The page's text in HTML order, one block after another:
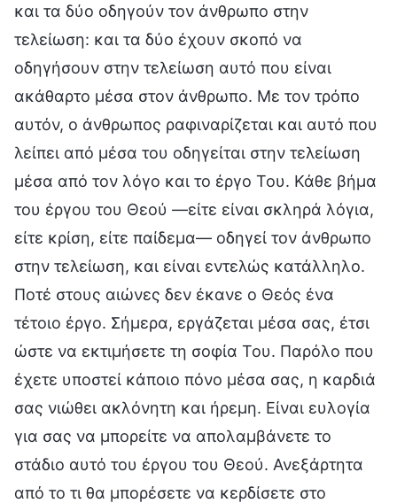
και τα δύο οδηγούν τον άνθρωπο στην
τελείωση: και τα δύο έχουν σκοπό να
οδηγήσουν στην τελείωση αυτό που είναι
ακάθαρτο μέσα στον άνθρωπο. Με τον τρόπο
αυτόν, ο άνθρωπος ραφιναρίζεται και αυτό που
λείπει από μέσα του οδηγείται στην τελείωση
μέσα από τον λόγο και το έργο Του. Κάθε βήμα
του έργου του Θεού —είτε είναι σκληρά λόγια,
είτε κρίση, είτε παίδεμα— οδηγεί τον άνθρωπο
στην τελείωση, και είναι εντελώς κατάλληλο.
Ποτέ στους αιώνες δεν έκανε ο Θεός ένα
τέτοιο έργο. Σήμερα, εργάζεται μέσα σας, έτσι
ώστε να εκτιμήσετε τη σοφία Του. Παρόλο που
έχετε υποστεί κάποιο πόνο μέσα σας, η καρδιά
σας νιώθει ακλόνητη και ήρεμη. Είναι ευλογία
για σας να μπορείτε να απολαμβάνετε το
στάδιο αυτό του έργου του Θεού. Ανεξάρτητα
από το τι θα μπορέσετε να κερδίσετε στο